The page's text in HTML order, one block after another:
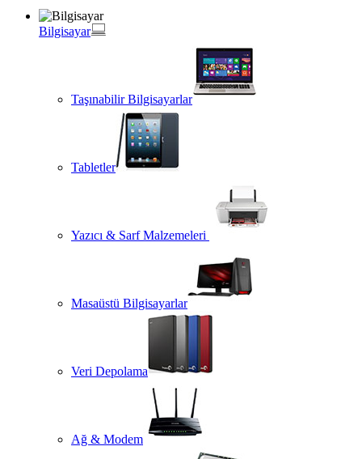
Bilgisayar
Taşınabilir Bilgisayarlar
Tabletler
Yazıcı & Sarf Malzemeleri
Masaüstü Bilgisayarlar
Veri Depolama
Ağ & Modem